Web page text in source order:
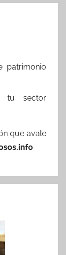
patrimonio
tu sector
que avale